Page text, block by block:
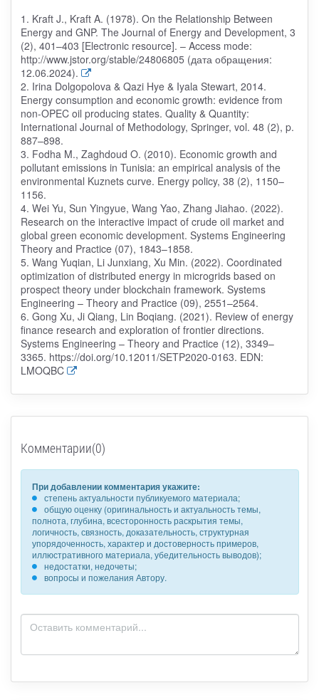
1. Kraft J., Kraft A. (1978). On the Relationship Between
Energy and GNP. The Journal of Energy and Development, 3
(2), 401–403 [Electronic resource]. – Access mode:
http://www.jstor.org/stable/24806805 (дата обращения:
12.06.2024).
2. Irina Dolgopolova & Qazi Hye & Iyala Stewart, 2014.
Energy consumption and economic growth: evidence from
non-OPEC oil producing states. Quality & Quantity:
International Journal of Methodology, Springer, vol. 48 (2), p.
887–898.
3. Fodha M., Zaghdoud O. (2010). Economic growth and
pollutant emissions in Tunisia: an empirical analysis of the
environmental Kuznets curve. Energy policy, 38 (2), 1150–
1156.
4. Wei Yu, Sun Yingyue, Wang Yao, Zhang Jiahao. (2022).
Research on the interactive impact of crude oil market and
global green economic development. Systems Engineering
Theory and Practice (07), 1843–1858.
5. Wang Yuqian, Li Junxiang, Xu Min. (2022). Coordinated
optimization of distributed energy in microgrids based on
prospect theory under blockchain framework. Systems
Engineering – Theory and Practice (09), 2551–2564.
6. Gong Xu, Ji Qiang, Lin Boqiang. (2021). Review of energy
finance research and exploration of frontier directions.
Systems Engineering – Theory and Practice (12), 3349–
3365. https://doi.org/10.12011/SETP2020-0163. EDN:
LMOQBC
Комментарии(0)
При добавлении комментария укажите:
степень актуальности публикуемого материала;
общую оценку (оригинальность и актуальность темы,
полнота, глубина, всесторонность раскрытия темы,
логичность, связность, доказательность, структурная
упорядоченность, характер и достоверность примеров,
иллюстративного материала, убедительность выводов);
недостатки, недочеты;
вопросы и пожелания Автору.